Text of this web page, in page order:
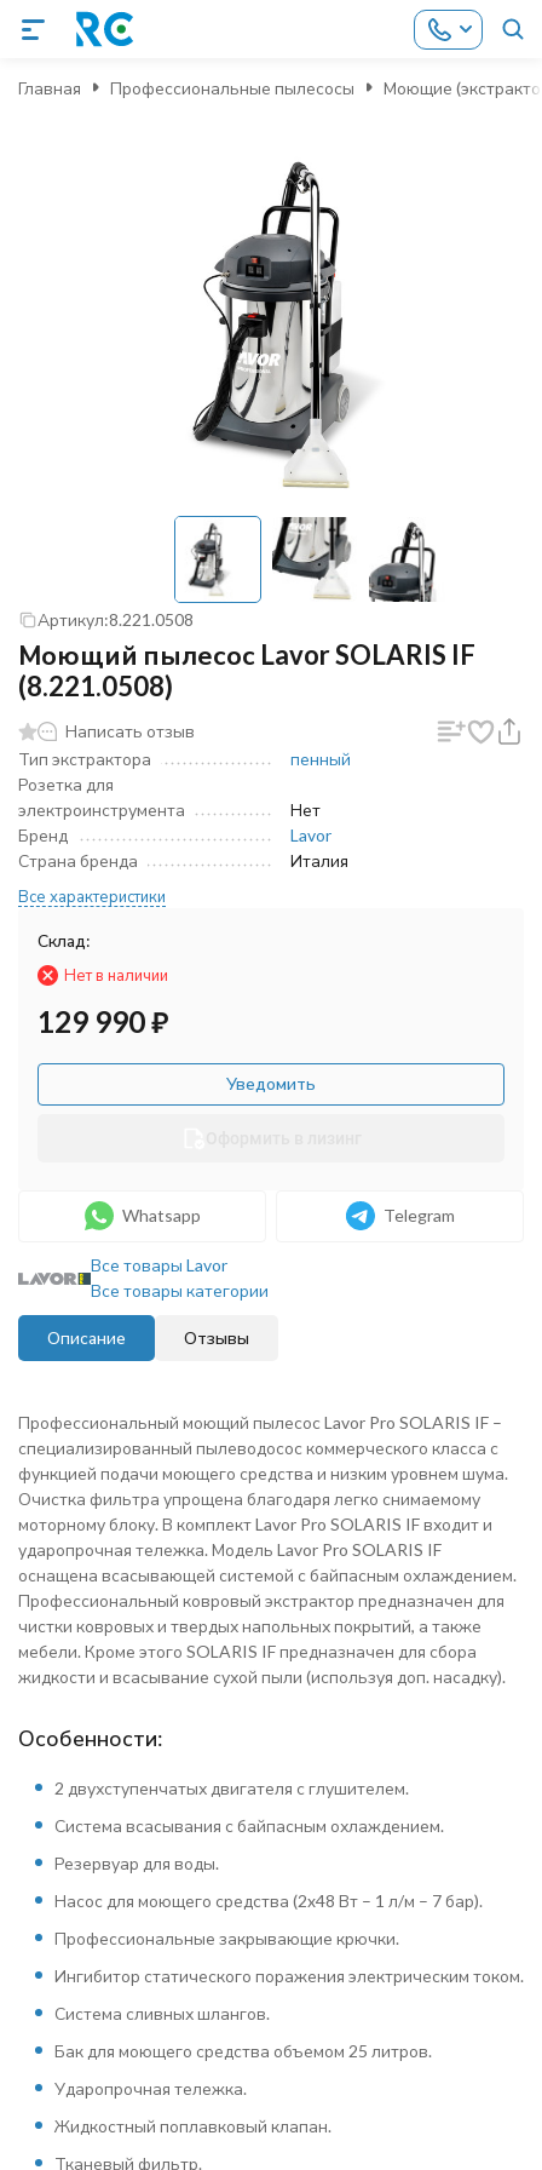
Главная Профессиональные пылесосы Моющие
Артикул:8.221.0508
Моющий пылесос Lavor SOLARIS IF
(8.221.0508)
Написать отзыв
Тип экстрактора
пенный
Розетка для
электроинструмента
Нет
Бренд
Lavor
Страна бренда
Италия
Все характеристики
Склад:
Нет в наличии
129 990₽
Уведомить
Whatsapp Telegram
Все товары Lavor
Все товары категории
Описание Отзывы
Профессиональный моющий пылесос Lavor Pro SOLARIS IF –
специализированный пылеводосос коммерческого класса с
функцией подачи моющего средства и низким уровнем шума.
Очистка фильтра упрощена благодаря легко снимаемому
моторному блоку. В комплект Lavor Pro SOLARIS IF входит и
ударопрочная тележка. Модель Lavor Pro SOLARIS IF
оснащена всасывающей системой с байпасным охлаждением.
Профессиональный ковровый экстрактор предназначен для
чистки ковровых и твердых напольных покрытий, а также
мебели. Кроме этого SOLARIS IF предназначен для сбора
жидкости и всасывание сухой пыли (используя доп. насадку).
Особенности:
2 двухступенчатых двигателя с глушителем.
Система всасывания с байпасным охлаждением.
Резервуар для воды.
Насос для моющего средства (2x48 Вт – 1 л/м – 7 бар).
Профессиональные закрывающие крючки.
Ингибитор статического поражения электрическим током.
Система сливных шлангов.
Бак для моющего средства объемом 25 литров.
Ударопрочная тележка.
Жидкостный поплавковый клапан.
Тканевый фильтр.